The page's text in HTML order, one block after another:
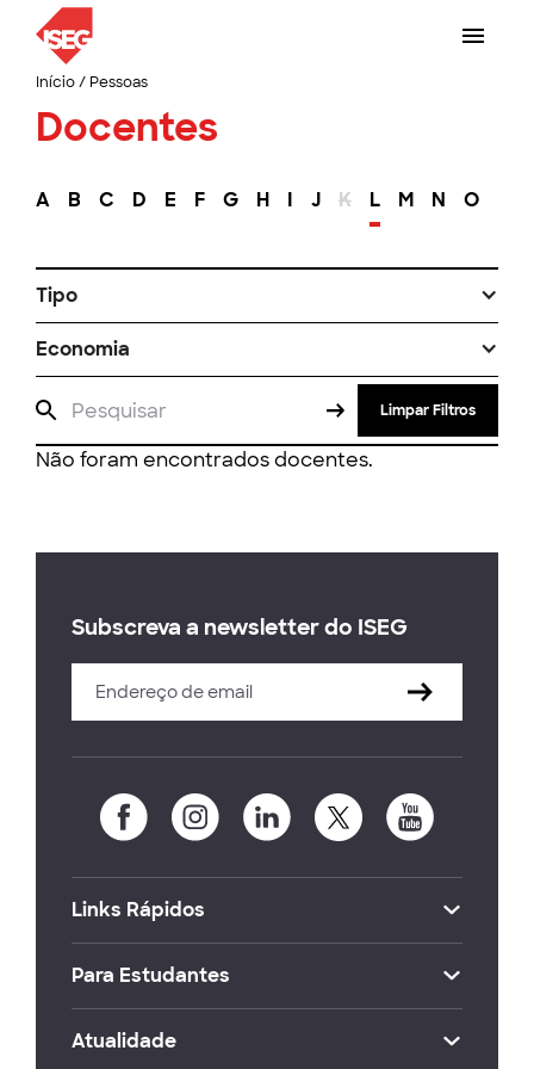
Início/ Pessoas
Docentes
A B C D E F G H I J K L M N O
Tipo
Economia
Limpar Filtros
Não foram encontrados docentes.
Subscreva a newsletter do ISEG
Links Rápidos
Para Estudantes
Atualidade